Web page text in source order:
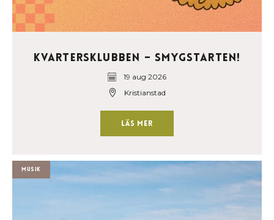
Kvartersklubben – Smygstarten!
19 aug 2026
Kristianstad
Läs mer
Musik